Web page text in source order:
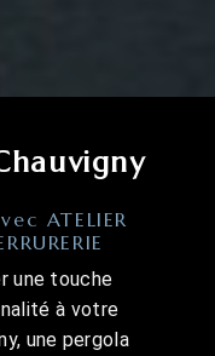
ATELIER
une touche
à votre
une pergola